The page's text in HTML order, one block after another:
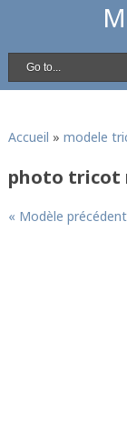
Accueil » modele
photo tricot
« Modèle précédent